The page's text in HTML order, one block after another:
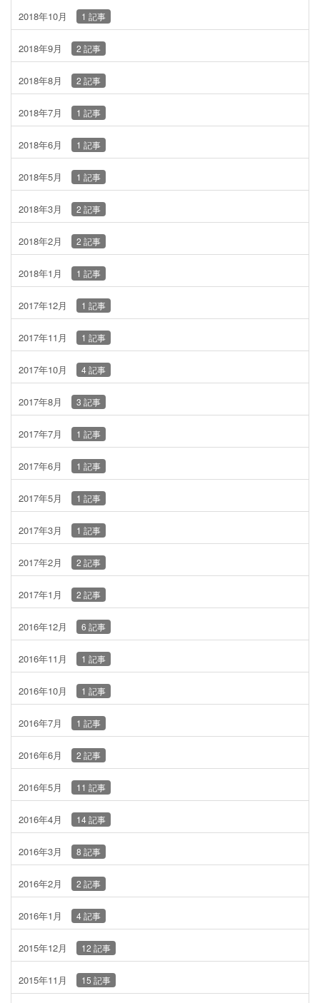
2018年10月 1 記事
2018年9月 2 記事
2018年8月 2 記事
2018年7月 1 記事
2018年6月 1 記事
2018年5月 1 記事
2018年3月 2 記事
2018年2月 2 記事
2018年1月 1 記事
2017年12月 1 記事
2017年11月 1 記事
2017年10月 4 記事
2017年8月 3 記事
2017年7月 1 記事
2017年6月 1 記事
2017年5月 1 記事
2017年3月 1 記事
2017年2月 2 記事
2017年1月 2 記事
2016年12月 6 記事
2016年11月 1 記事
2016年10月 1 記事
2016年7月 1 記事
2016年6月 2 記事
2016年5月 11 記事
2016年4月 14 記事
2016年3月 8 記事
2016年2月 2 記事
2016年1月 4 記事
2015年12月 12 記事
2015年11月 15 記事